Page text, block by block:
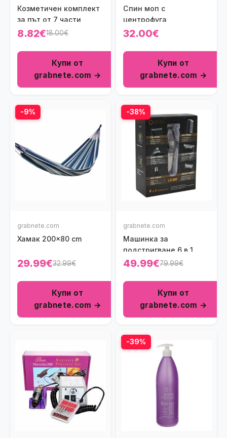
Козметичен комплект
за път от 7 части
8.82€18.00€
Купи от
grabnete.com →
Спин моп с
центрофуга
32.00€
Купи от
grabnete.com →
-9%
grabnete.com
Хамак 200x80 cm
29.99€32.99€
Купи от
grabnete.com →
-38%
grabnete.com
Машинка за
подстригване 6 в 1
49.99€79.99€
Купи от
grabnete.com →
-39%